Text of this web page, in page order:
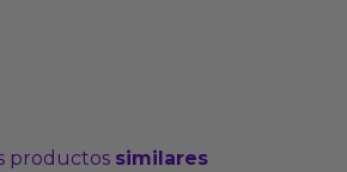
productos similares